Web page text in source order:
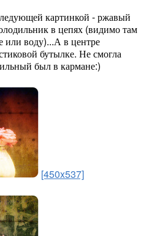
картинкой - ржавый
в цепях (видимо там
или воду)...А в центре
бутылке. Не смогла
был в кармане:)
[450x537]